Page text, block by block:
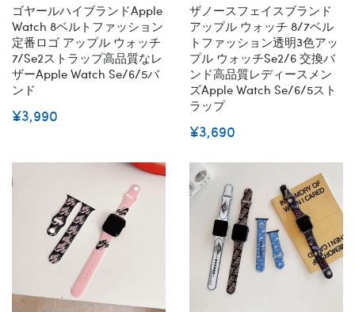
ゴヤールハイブランドApple
Watch 8ベルトファッション
定番ロゴ アップル ウォッチ
7/se2ストラップ高品質なレ
ザーApple Watch Se/6/5バ
ンド
¥3,990
ザノースフェイスブランド
アップル ウォッチ 8/7ベル
トファッション透明3色アッ
プル ウォッチse2/6 交換バ
ンド高品質レディースメン
ズApple Watch Se/6/5スト
ラップ
¥3,690